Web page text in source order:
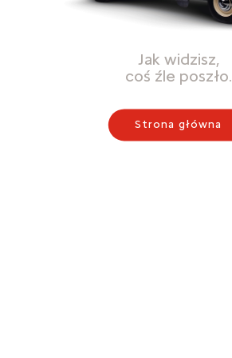
Jak widzisz,
coś źle poszło.
Strona główna